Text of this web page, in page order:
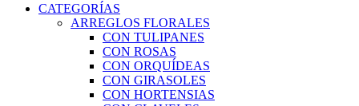
CATEGORÍAS
ARREGLOS FLORALES
CON TULIPANES
CON ROSAS
CON ORQUÍDEAS
CON GIRASOLES
CON HORTENSIAS